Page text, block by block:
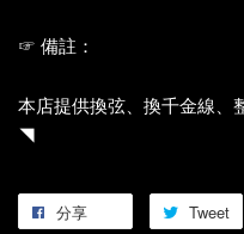
☞ 備註：
本店提供換弦、換千金線
◥
分享 Tweet